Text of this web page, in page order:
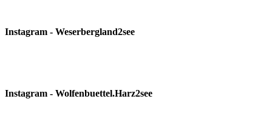
Instagram - Weserbergland2see
Instagram - Wolfenbuettel.Harz2see